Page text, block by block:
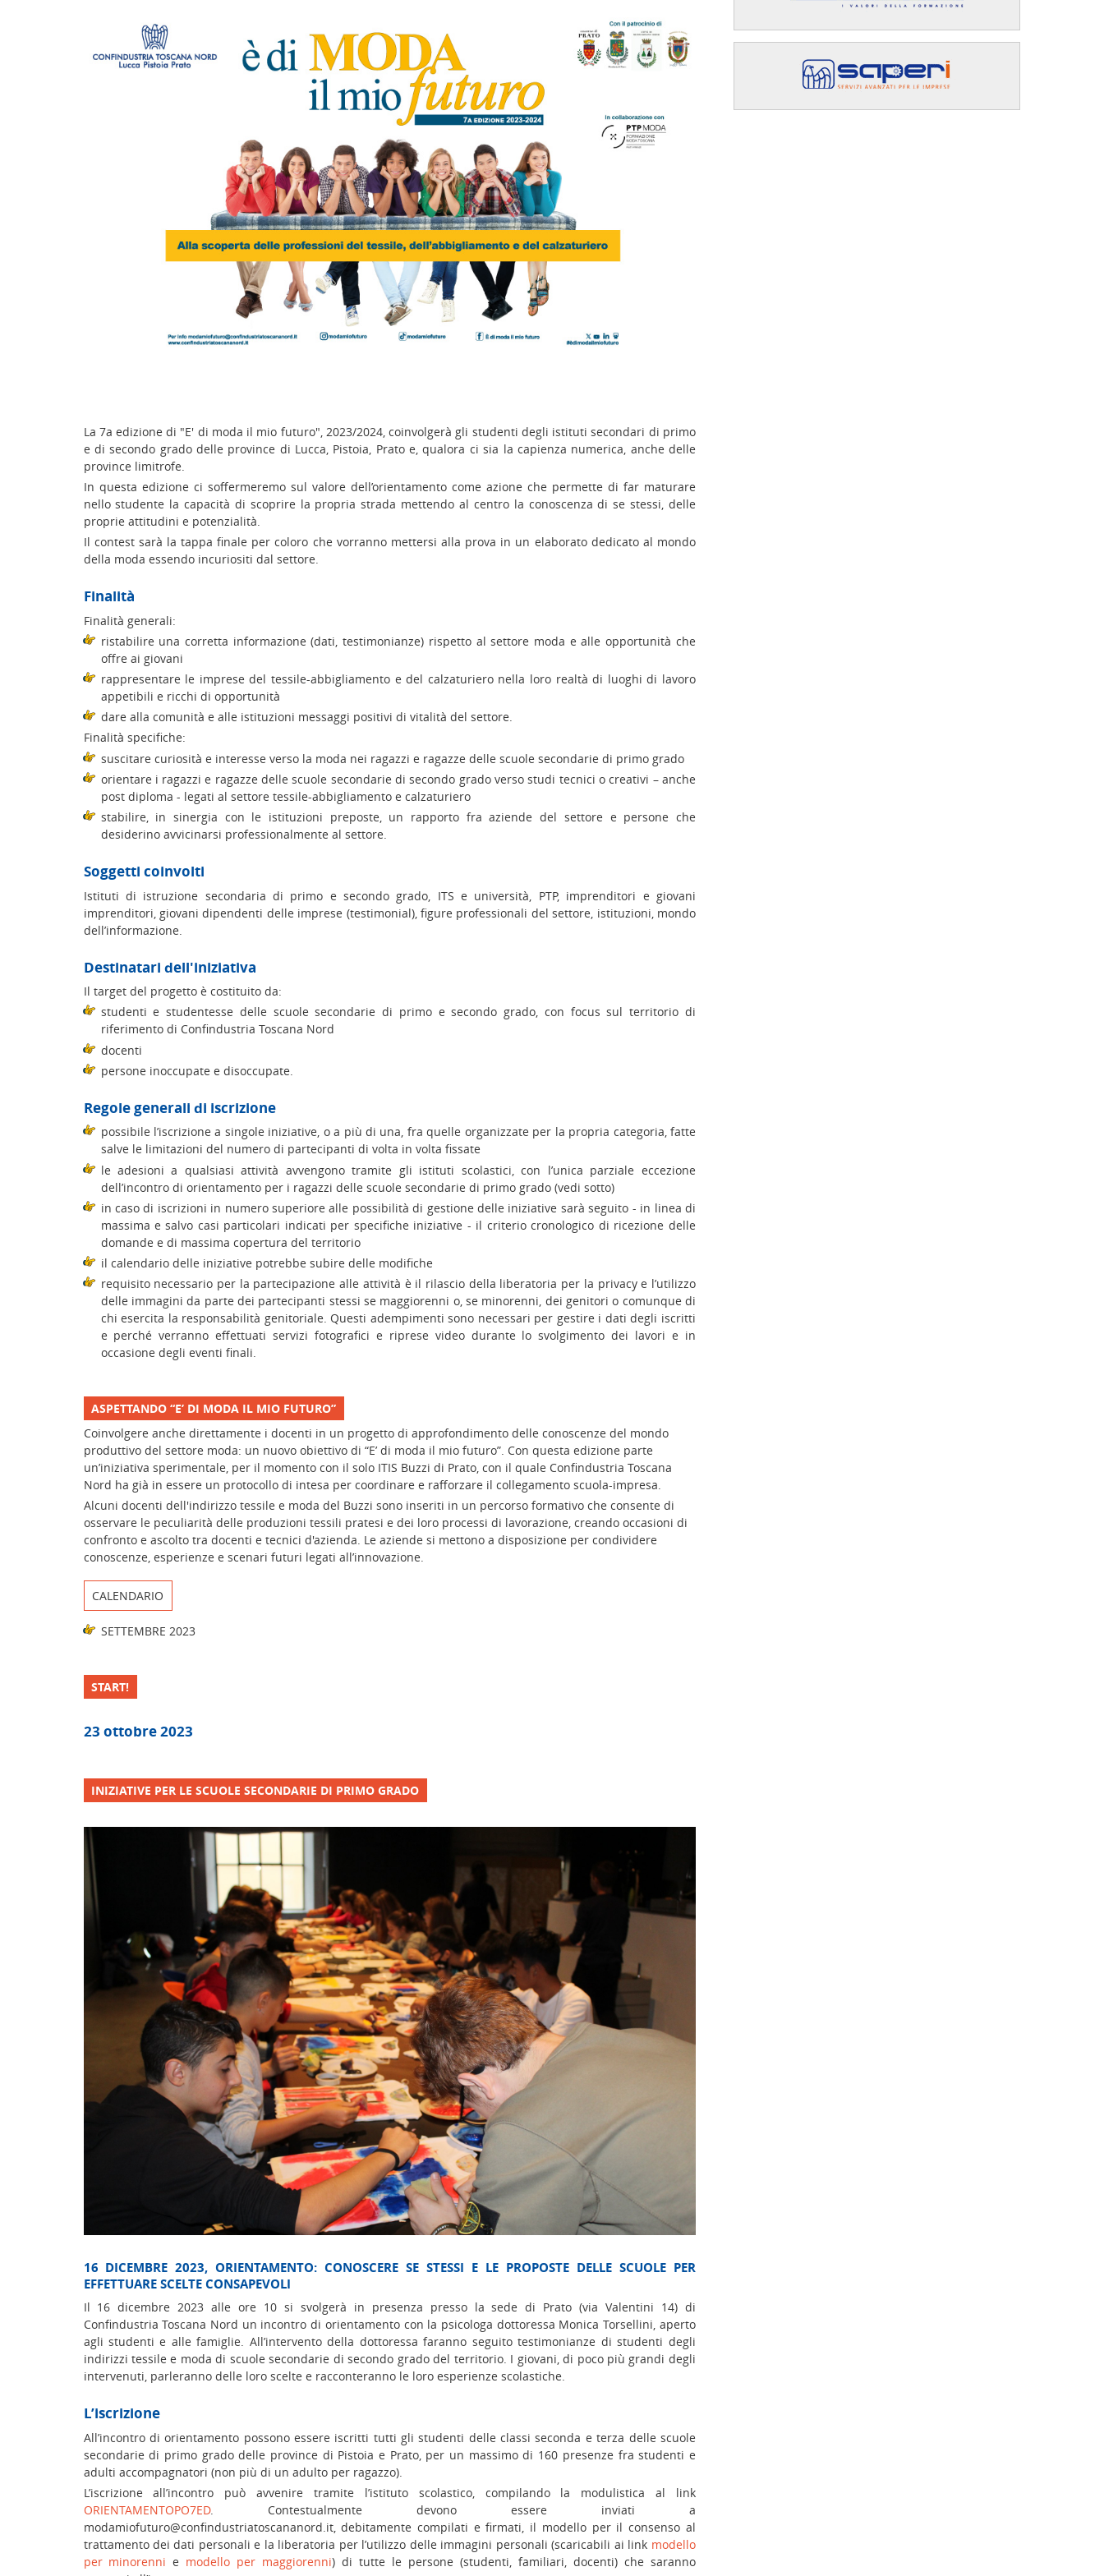
La 7a edizione di "E' di moda il mio futuro", 2023/2024, coinvolgerà gli studenti degli istituti secondari di primo
e di secondo grado delle province di Lucca, Pistoia, Prato e, qualora ci sia la capienza numerica, anche delle
province limitrofe.
In questa edizione ci soffermeremo sul valore dell’orientamento come azione che permette di far maturare
nello studente la capacità di scoprire la propria strada mettendo al centro la conoscenza di se stessi, delle
proprie attitudini e potenzialità.
Il contest sarà la tappa finale per coloro che vorranno mettersi alla prova in un elaborato dedicato al mondo
della moda essendo incuriositi dal settore.
Finalità
Finalità generali:
ristabilire una corretta informazione (dati, testimonianze) rispetto al settore moda e alle opportunità che
offre ai giovani
rappresentare le imprese del tessile-abbigliamento e del calzaturiero nella loro realtà di luoghi di lavoro
appetibili e ricchi di opportunità
dare alla comunità e alle istituzioni messaggi positivi di vitalità del settore.
Finalità specifiche:
suscitare curiosità e interesse verso la moda nei ragazzi e ragazze delle scuole secondarie di primo grado
orientare i ragazzi e ragazze delle scuole secondarie di secondo grado verso studi tecnici o creativi – anche
post diploma - legati al settore tessile-abbigliamento e calzaturiero
stabilire, in sinergia con le istituzioni preposte, un rapporto fra aziende del settore e persone che
desiderino avvicinarsi professionalmente al settore.
Soggetti coinvolti
Istituti di istruzione secondaria di primo e secondo grado, ITS e università, PTP, imprenditori e giovani
imprenditori, giovani dipendenti delle imprese (testimonial), figure professionali del settore, istituzioni, mondo
dell’informazione.
Destinatari dell'iniziativa
Il target del progetto è costituito da:
studenti e studentesse delle scuole secondarie di primo e secondo grado, con focus sul territorio di
riferimento di Confindustria Toscana Nord
docenti
persone inoccupate e disoccupate.
Regole generali di iscrizione
possibile l’iscrizione a singole iniziative, o a più di una, fra quelle organizzate per la propria categoria, fatte
salve le limitazioni del numero di partecipanti di volta in volta fissate
le adesioni a qualsiasi attività avvengono tramite gli istituti scolastici, con l’unica parziale eccezione
dell’incontro di orientamento per i ragazzi delle scuole secondarie di primo grado (vedi sotto)
in caso di iscrizioni in numero superiore alle possibilità di gestione delle iniziative sarà seguito - in linea di
massima e salvo casi particolari indicati per specifiche iniziative - il criterio cronologico di ricezione delle
domande e di massima copertura del territorio
il calendario delle iniziative potrebbe subire delle modifiche
requisito necessario per la partecipazione alle attività è il rilascio della liberatoria per la privacy e l’utilizzo
delle immagini da parte dei partecipanti stessi se maggiorenni o, se minorenni, dei genitori o comunque di
chi esercita la responsabilità genitoriale. Questi adempimenti sono necessari per gestire i dati degli iscritti
e perché verranno effettuati servizi fotografici e riprese video durante lo svolgimento dei lavori e in
occasione degli eventi finali.
ASPETTANDO “E’ DI MODA IL MIO FUTURO”
Coinvolgere anche direttamente i docenti in un progetto di approfondimento delle conoscenze del mondo
produttivo del settore moda: un nuovo obiettivo di “E’ di moda il mio futuro”. Con questa edizione parte
un’iniziativa sperimentale, per il momento con il solo ITIS Buzzi di Prato, con il quale Confindustria Toscana
Nord ha già in essere un protocollo di intesa per coordinare e rafforzare il collegamento scuola-impresa.
Alcuni docenti dell'indirizzo tessile e moda del Buzzi sono inseriti in un percorso formativo che consente di
osservare le peculiarità delle produzioni tessili pratesi e dei loro processi di lavorazione, creando occasioni di
confronto e ascolto tra docenti e tecnici d'azienda. Le aziende si mettono a disposizione per condividere
conoscenze, esperienze e scenari futuri legati all’innovazione.
CALENDARIO
SETTEMBRE 2023
START!
23 ottobre 2023
INIZIATIVE PER LE SCUOLE SECONDARIE DI PRIMO GRADO
16 DICEMBRE 2023, ORIENTAMENTO: CONOSCERE SE STESSI E LE PROPOSTE DELLE SCUOLE PER
EFFETTUARE SCELTE CONSAPEVOLI
Il 16 dicembre 2023 alle ore 10 si svolgerà in presenza presso la sede di Prato (via Valentini 14) di
Confindustria Toscana Nord un incontro di orientamento con la psicologa dottoressa Monica Torsellini, aperto
agli studenti e alle famiglie. All’intervento della dottoressa faranno seguito testimonianze di studenti degli
indirizzi tessile e moda di scuole secondarie di secondo grado del territorio. I giovani, di poco più grandi degli
intervenuti, parleranno delle loro scelte e racconteranno le loro esperienze scolastiche.
L’iscrizione
All’incontro di orientamento possono essere iscritti tutti gli studenti delle classi seconda e terza delle scuole
secondarie di primo grado delle province di Pistoia e Prato, per un massimo di 160 presenze fra studenti e
adulti accompagnatori (non più di un adulto per ragazzo).
L’iscrizione all’incontro può avvenire tramite l’istituto scolastico, compilando la modulistica al link
ORIENTAMENTOPO7ED. Contestualmente devono essere inviati a
modamiofuturo@confindustriatoscananord.it, debitamente compilati e firmati, il modello per il consenso al
trattamento dei dati personali e la liberatoria per l’utilizzo delle immagini personali (scaricabili ai link modello
per minorenni e modello per maggiorenni) di tutte le persone (studenti, familiari, docenti) che saranno